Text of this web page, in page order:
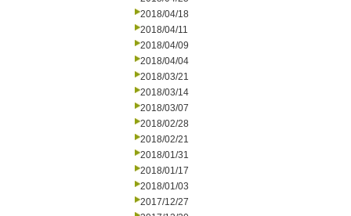
2018/04/18
2018/04/11
2018/04/09
2018/04/04
2018/03/21
2018/03/14
2018/03/07
2018/02/28
2018/02/21
2018/01/31
2018/01/17
2018/01/03
2017/12/27